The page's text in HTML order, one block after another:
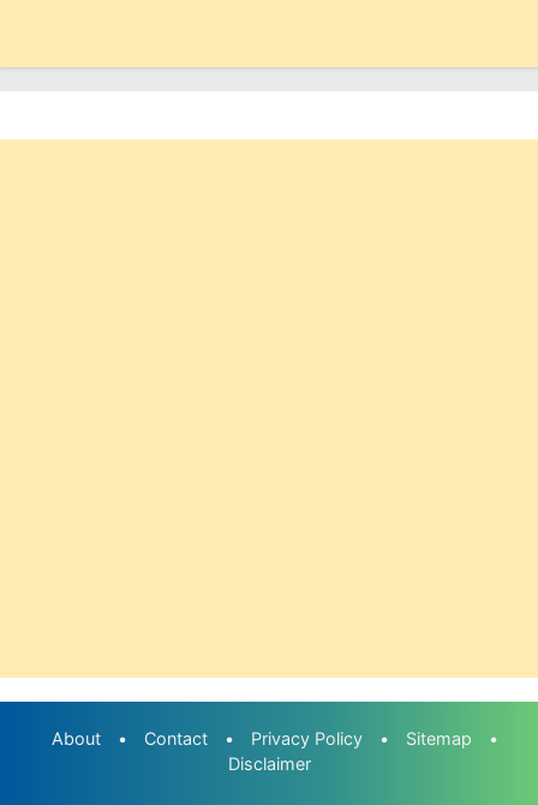
About • Contact • Privacy Policy • Sitemap
•
Disclaimer